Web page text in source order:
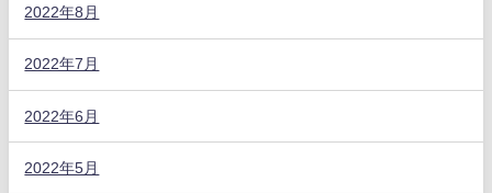
2022年8月
2022年7月
2022年6月
2022年5月